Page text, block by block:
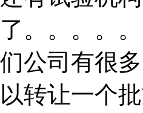
了。。。。
们公司有很
以转让一个